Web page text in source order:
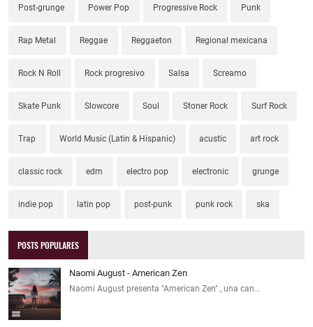
Post-grunge Power Pop Progressive Rock Punk
Rap Metal Reggae Reggaeton Regional mexicana
Rock N Roll Rock progresivo Salsa Screamo
Skate Punk Slowcore Soul Stoner Rock Surf Rock
Trap World Music (Latin & Hispanic) acustic art rock
classic rock edm electro pop electronic grunge
indie pop latin pop post-punk punk rock ska
POSTS POPULARES
Naomi August - American Zen
Naomi August presenta "American Zen" , una can…